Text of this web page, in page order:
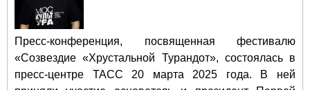
Пресс-конференция, посвященная фестивалю
«Созвездие «Хрустальной Турандот», состоялась в
пресс-центре ТАСС 20 марта 2025 года. В ней